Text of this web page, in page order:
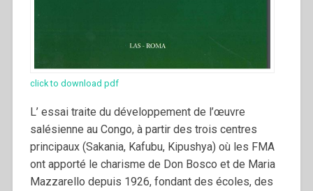
click to download pdf
L’ essai traite du développement de l’œuvre
salésienne au Congo, à partir des trois centres
principaux (Sakania, Kafubu, Kipushya) où les FMA
ont apporté le charisme de Don Bosco et de Maria
Mazzarello depuis 1926, fondant des écoles, des